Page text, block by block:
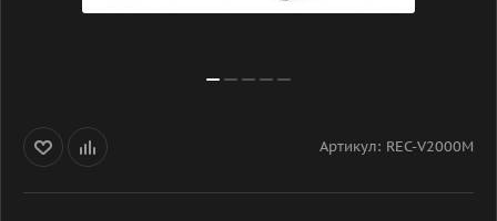
Артикул: REC-V2000M